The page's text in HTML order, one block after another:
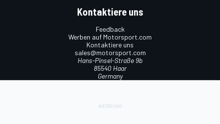
Kontaktiere uns
Feedback
Werben auf Motorsport.com
Kontaktiere uns
sales@motorsport.com
Hans-Pinsel-Straße 9b
85540 Haar
Germany
Utiq verwalten